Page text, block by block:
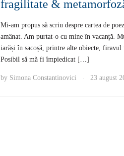
fragilitate &
Mi-am propus să scriu despre cartea de
amânat. Am purtat-o cu mine în vacanță.
iarăși în sacoșă, printre alte obiecte,
Posibil să mă fi împiedicat […]
by Simona Constantinovici · 23 august